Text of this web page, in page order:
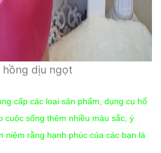
hồng dịu ngọt
cấp các loại sản phẩm, dụng cụ hổ
cuộc sống thêm nhiều màu sắc, ý
niệm rằng hạnh phúc của các bạn là